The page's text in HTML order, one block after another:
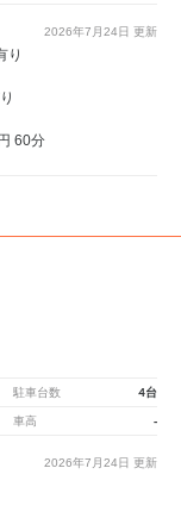
2026年7月24日 更新
り
60分
駐車台数 4台
車高 -
2026年7月24日 更新